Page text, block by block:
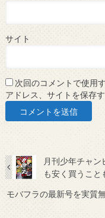
サイト
次回のコメントで使用
アドレス、サイトを保存す
月刊少年チャ
も安く買うこと
モバフラの最新号を実質